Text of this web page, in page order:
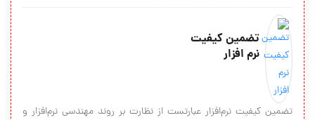
تضمین کیفیت
نرم افزار
تضمین کیفیت نرم‌افزار عبارتست از نظارت بر روند مهندسی نرم‌افزار و